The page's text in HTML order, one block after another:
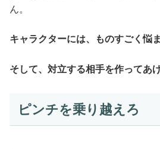
ん。
キャラクターには、ものすごく悩
そして、対立する相手を作ってあ
ピンチを乗り越えろ